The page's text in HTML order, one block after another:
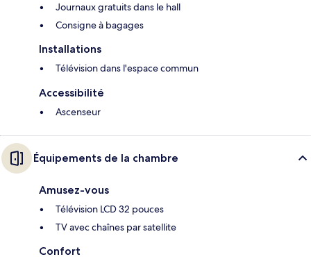
Journaux gratuits dans le hall
Consigne à bagages
Installations
Télévision dans l'espace commun
Accessibilité
Ascenseur
Équipements de la chambre
Amusez-vous
Télévision LCD 32 pouces
TV avec chaînes par satellite
Confort